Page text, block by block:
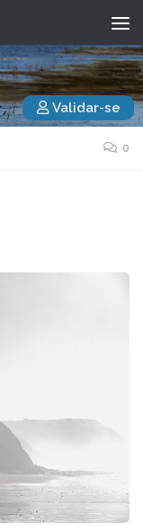
Validar-se
0